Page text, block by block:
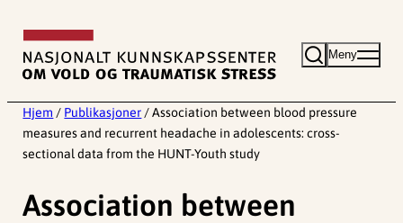
innhold
Meny
Hjem / Publikasjoner / Association between blood pressure
measures and recurrent headache in adolescents: cross-
sectional data from the HUNT-Youth study
Association between